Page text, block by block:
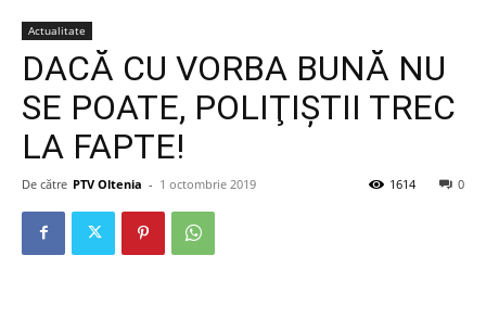
Actualitate
DACĂ CU VORBA BUNĂ NU
SE POATE, POLIŢIŞTII TREC
LA FAPTE!
De către PTV Oltenia - 1 octombrie 2019 0
1614